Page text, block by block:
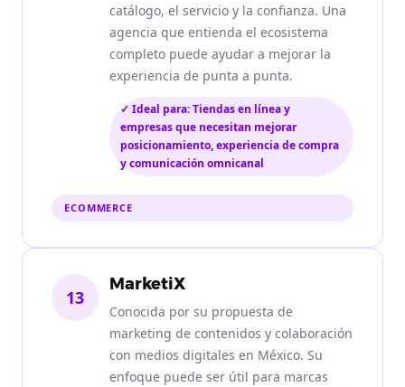
catálogo, el servicio y la confianza. Una
agencia que entienda el ecosistema
completo puede ayudar a mejorar la
experiencia de punta a punta.
✓ Ideal para: Tiendas en línea y
empresas que necesitan mejorar
posicionamiento, experiencia de compra
y comunicación omnicanal
ECOMMERCE
13
MarketiX
Conocida por su propuesta de
marketing de contenidos y colaboración
con medios digitales en México. Su
enfoque puede ser útil para marcas